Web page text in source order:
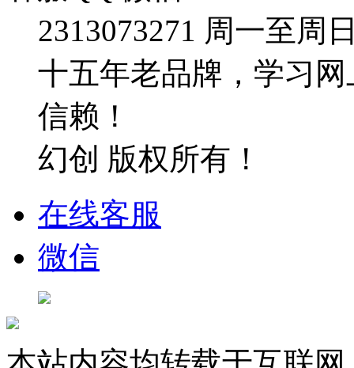
2313073271 周一至周
十五年老品牌，学习
信赖！
幻创 版权所有！
在线客服
微信